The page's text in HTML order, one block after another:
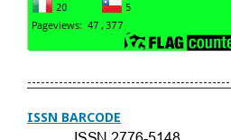
ISSN BARCODE